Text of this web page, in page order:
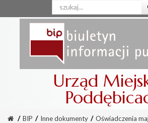
Urząd
/ BIP / Inne dokumenty / Oświadczenia